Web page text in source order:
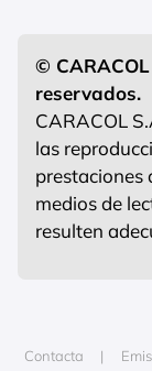
©
reservados.
CARACOL
las
prestaciones
medios de
resulten
Contacta